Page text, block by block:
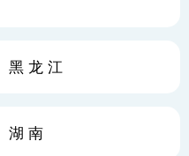
黑龙江
湖南